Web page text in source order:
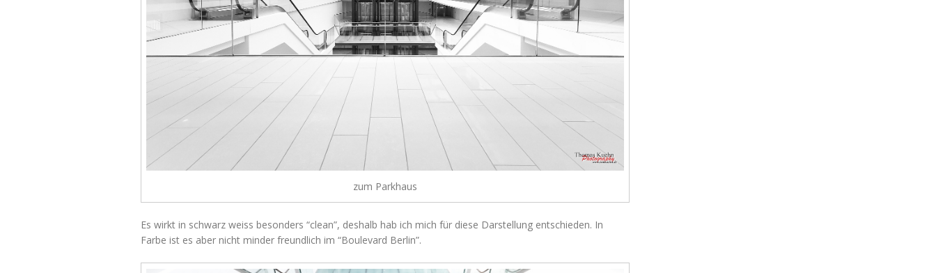
zum Parkhaus
Es wirkt in schwarz weiss besonders “clean”, deshalb hab ich mich für diese Darstellung entschieden. In
Farbe ist es aber nicht minder freundlich im “Boulevard Berlin”.